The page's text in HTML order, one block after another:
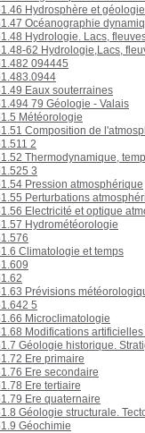
Hydrosphère et
Océanographie
Hydrologie. Lacs,
62 Hydrologie,Lacs,
094445
Eaux souterraines
79 Géologie - Valais
Météorologie
Composition de
2
Thermodynamique,
3
Pression atmosphérique
Perturbations
Electricité et optique
Hydrométéorologie
Climatologie et temps
Prévisions
5
Microclimatologie
Modifications
Géologie historique.
Ere primaire
Ere secondaire
Ere tertiaire
Ere quaternaire
Géologie structurale.
Géochimie